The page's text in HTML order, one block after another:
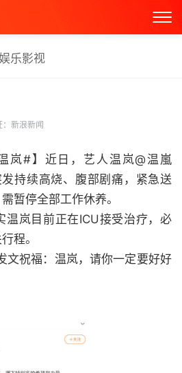
乐影视
新浪新闻
岚#】近日，艺人温岚@温嵐
持续高烧、腹部剧痛，紧急送
暂停全部工作休养。
温岚目前正在ICU接受治疗，必
程。
文祝福：温岚，请你一定要好好